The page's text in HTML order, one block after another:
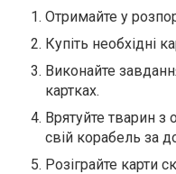
Отримайте у
Купіть необхідні
Виконайте
картках.
Врятуйте тварин
свій корабель за
Розіграйте карти